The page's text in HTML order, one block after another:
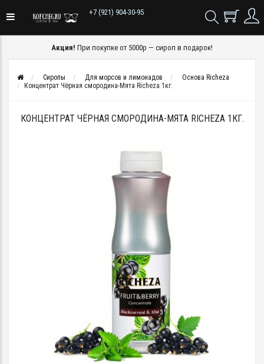
+7 (921) 904-30-95
Акция! При покупке от 5000р — сироп в подарок!
Сиропы Для морсов и лимонадов
Основа Richeza
Концентрат Чёрная смородина-Мята Richeza 1кг.
КОНЦЕНТРАТ ЧЁРНАЯ СМОРОДИНА-МЯТА RICHEZA 1КГ.